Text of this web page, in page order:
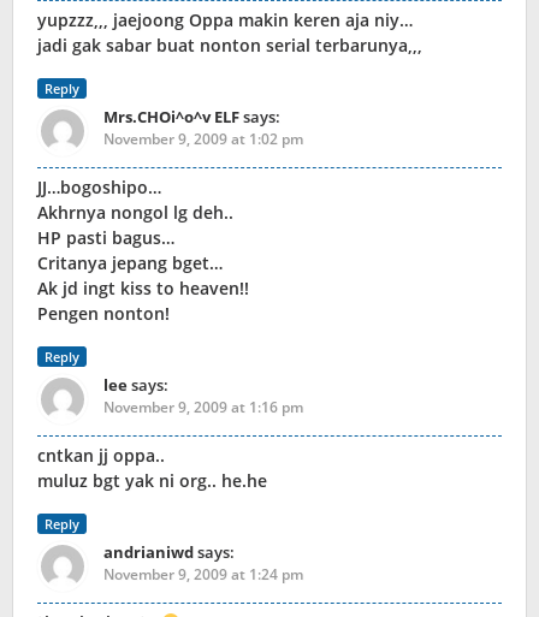
yupzzz,,, jaejoong Oppa makin keren aja niy…
jadi gak sabar buat nonton serial terbarunya,,,
Reply
Mrs.CHOi^o^v ELFsays:
November 9, 2009 at 1:02 pm
JJ…bogoshipo…
Akhrnya nongol lg deh..
HP pasti bagus…
Critanya jepang bget…
Ak jd ingt kiss to heaven!!
Pengen nonton!
Reply
leesays:
November 9, 2009 at 1:16 pm
cntkan jj oppa..
muluz bgt yak ni org.. he.he
Reply
andrianiwdsays:
November 9, 2009 at 1:24 pm